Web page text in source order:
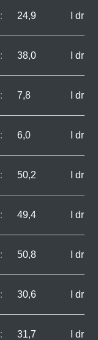
24,9 I drift
38,0 I drift
7,8 I drift
6,0 I drift
50,2 I drift
49,4 I drift
50,8 I drift
30,6 I drift
31,7 I drift